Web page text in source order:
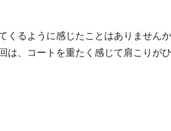
くるように感じたことはありません
は、コートを重たく感じて肩こりが